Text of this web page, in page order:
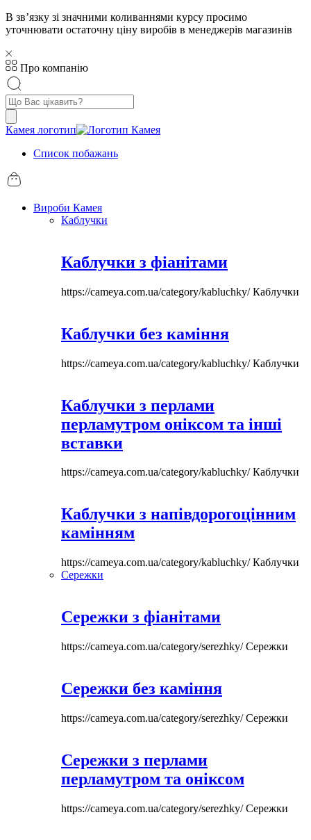
В звʼязку зі значними коливаннями курсу просимо
уточнювати остаточну ціну виробів в менеджерів магазинів
Про компанію
Пошук
товарів
Камея логотип
Список побажань
Вироби Камея
Каблучки
Каблучки з фіанітами
https://cameya.com.ua/category/kabluchky/Каблучки
Каблучки без каміння
https://cameya.com.ua/category/kabluchky/Каблучки
Каблучки з перлами
перламутром оніксом та інші
вставки
https://cameya.com.ua/category/kabluchky/Каблучки
Каблучки з напівдорогоцінним
камінням
https://cameya.com.ua/category/kabluchky/Каблучки
Сережки
Сережки з фіанітами
https://cameya.com.ua/category/serezhky/Сережки
Сережки без каміння
https://cameya.com.ua/category/serezhky/Сережки
Сережки з перлами
перламутром та оніксом
https://cameya.com.ua/category/serezhky/Сережки